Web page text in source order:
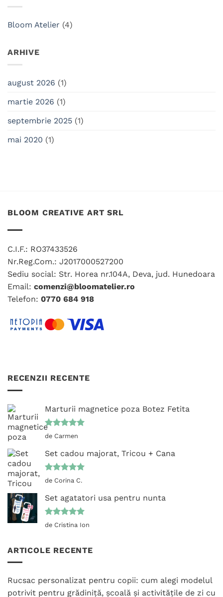
Bloom Atelier (4)
ARHIVE
august 2026 (1)
martie 2026 (1)
septembrie 2025 (1)
mai 2020 (1)
BLOOM CREATIVE ART SRL
C.I.F.: RO37433526
Nr.Reg.Com.: J2017000527200
Sediu social: Str. Horea nr.104A, Deva, jud. Hunedoara
Email: comenzi@bloomatelier.ro
Telefon: 0770 684 918
RECENZII RECENTE
Marturii magnetice poza Botez Fetita
Evaluat la
de Carmen
Set cadou majorat, Tricou + Cana
Evaluat la
de Corina C.
Set agatatori usa pentru nunta
Evaluat la
de Cristina Ion
ARTICOLE RECENTE
Rucsac personalizat pentru copii: cum alegi modelul
potrivit pentru grădiniță, școală și activitățile de zi cu